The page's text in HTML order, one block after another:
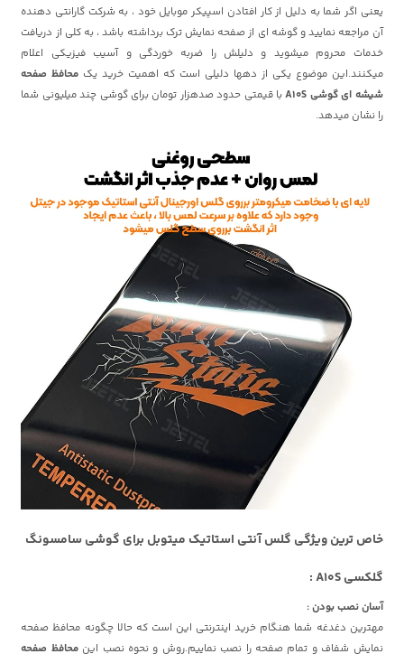
یعنی اگر شما به دلیل از کار افتادن اسپیکر موبایل خود ، به شرکت گارانتی دهنده
آن مراجعه نمایید و گوشه ای از صفحه نمایش ترک برداشته باشد ، به کلی از دریافت
خدمات محروم میشوید و دلیلش را ضربه خوردگی و آسیب فیزیکی اعلام
میکنند.این موضوع یکی از دهها دلیلی است که اهمیت خرید یک محافظ صفحه
شیشه ای گوشی A10S
با قیمتی حدود صدهزار تومان برای گوشی چند میلیونی شما
را نشان میدهد.
خاص ترین ویژگی گلس آنتی استاتیک میتوبل برای گوشی سامسونگ
گلکسی A10S :
آسان نصب بودن :
مهترین دغدغه شما هنگام خرید اینترنتی این است که حالا چگونه محافظ صفحه
نمایش شفاف و تمام صفحه را نصب نماییم.روش و نحوه نصب اینمحافظ صفحه